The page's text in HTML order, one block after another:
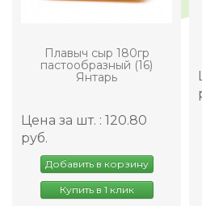
Плавыч сыр 180гр
пастообразный (16)
Янтарь
Цена за шт. : 120.80
руб.
Добавить в корзину
Купить в 1 клик